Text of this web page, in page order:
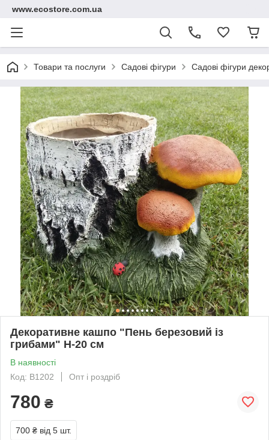
www.ecostore.com.ua
Товари та послуги Садові фігури Садові фігури
Декоративне кашпо "Пень березовий із
грибами" H-20 см
В наявності
Код: В1202
Опт і роздріб
780 ₴
700 ₴ від 5 шт.